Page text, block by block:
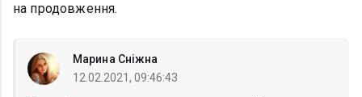
на продовження.
Марина Сніжна
12.02.2021, 09:46:43